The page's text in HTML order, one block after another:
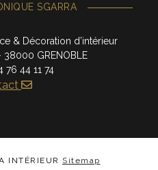
SGARRA
& Décoration d’intérieur
38000 GRENOBLE
76 44 11 74
INTÉRIEUR Sitemap